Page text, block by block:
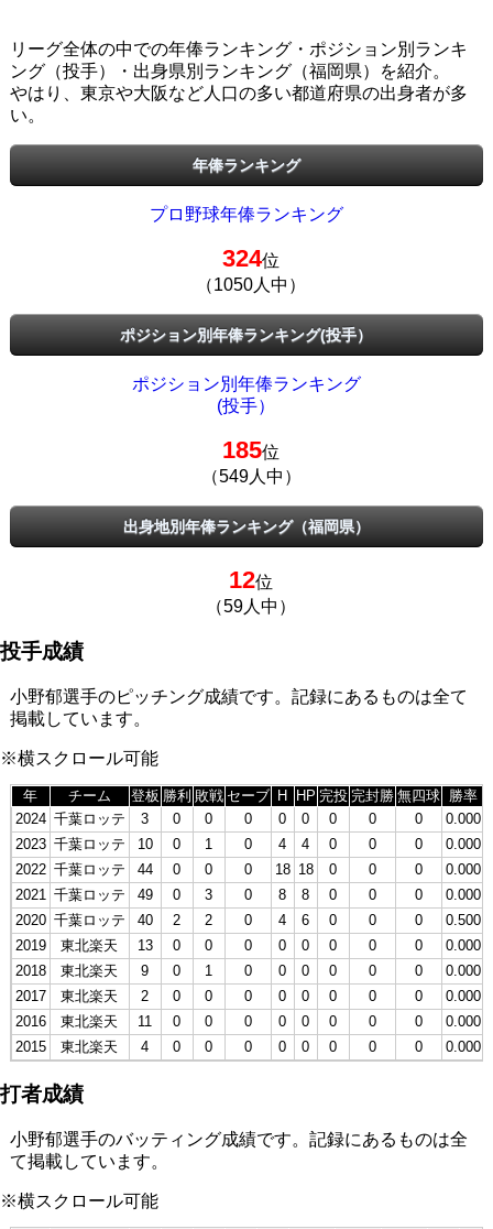
リーグ全体の中での年俸ランキング・ポジション別ランキ
ング（投手）・出身県別ランキング（福岡県）を紹介。
やはり、東京や大阪など人口の多い都道府県の出身者が多
い。
年俸ランキング
プロ野球年俸ランキング
324位
（1050人中）
ポジション別年俸ランキング(投手）
ポジション別年俸ランキング
(投手）
185位
（549人中）
出身地別年俸ランキング（福岡県）
12位
（59人中）
投手成績
小野郁選手のピッチング成績です。記録にあるものは全て
掲載しています。
※横スクロール可能
年 チーム 登板 勝利 敗戦 セーブ H HP 完投 完封勝 無四球 勝率
2024 千葉ロッテ 3 0 0 0 0 0 0 0 0 0.000
2023 千葉ロッテ 10 0 1 0 4 4 0 0 0 0.000
2022 千葉ロッテ 44 0 0 0 18 18 0 0 0 0.000
2021 千葉ロッテ 49 0 3 0 8 8 0 0 0 0.000
2020 千葉ロッテ 40 2 2 0 4 6 0 0 0 0.500
2019
東北楽天 13 0 0 0 0 0 0 0 0 0.000
2018
東北楽天 9 0 1 0 0 0 0 0 0 0.000
2017
東北楽天 2 0 0 0 0 0 0 0 0
0.000
2016
東北楽天 11 0 0 0 0 0 0 0 0 0.000
2015
東北楽天 4 0 0 0 0 0 0 0 0 0.000
打者成績
小野郁選手のバッティング成績です。記録にあるものは全
て掲載しています。
※横スクロール可能